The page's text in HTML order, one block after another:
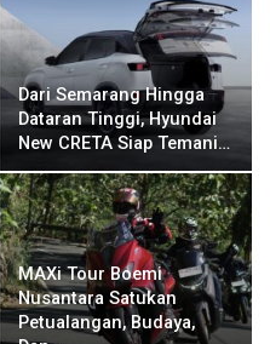
Dari Semarang Hingga
Dataran Tinggi, Hyundai
New CRETA Siap Temani…
MAXi Tour Boemi
Nusantara Satukan
Petualangan, Budaya,